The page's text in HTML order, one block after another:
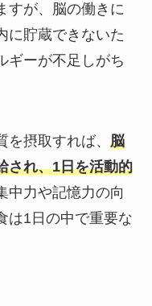
すが、脳の働きに
に貯蔵できないた
ギーが不足しがち
摂取すれば、 脳
され、1日を活動的
中力や記憶力の向
は1日の中で重要な